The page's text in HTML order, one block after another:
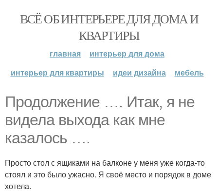
ВСЁ ОБ ИНТЕРЬЕРЕ ДЛЯ ДОМА И
КВАРТИРЫ
главная
интерьер для дома
интерьер для квартиры
идеи дизайна мебель
Продолжение …. Итак, я не
видела выхода как мне
казалось ….
Просто стол с ящиками на балконе у меня уже когда-то
стоял и это было ужасно. Я своё место и порядок в доме
хотела.